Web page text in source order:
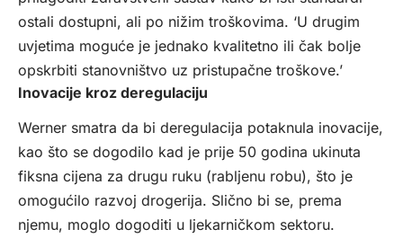
ostali dostupni, ali po nižim troškovima. ‘U drugim
uvjetima moguće je jednako kvalitetno ili čak bolje
opskrbiti stanovništvo uz pristupačne troškove.’
Inovacije kroz deregulaciju
Werner smatra da bi deregulacija potaknula inovacije,
kao što se dogodilo kad je prije 50 godina ukinuta
fiksna cijena za drugu ruku (rabljenu robu), što je
omogućilo razvoj drogerija. Slično bi se, prema
njemu, moglo dogoditi u ljekarničkom sektoru.